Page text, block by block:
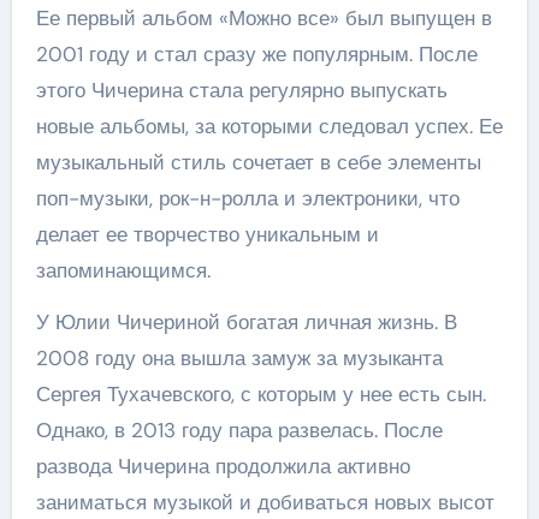
Ее первый альбом «Можно все» был выпущен в
2001 году и стал сразу же популярным. После
этого Чичерина стала регулярно выпускать
новые альбомы, за которыми следовал успех. Ее
музыкальный стиль сочетает в себе элементы
поп-музыки, рок-н-ролла и электроники, что
делает ее творчество уникальным и
запоминающимся.
У Юлии Чичериной богатая личная жизнь. В
2008 году она вышла замуж за музыканта
Сергея Тухачевского, с которым у нее есть сын.
Однако, в 2013 году пара развелась. После
развода Чичерина продолжила активно
заниматься музыкой и добиваться новых высот